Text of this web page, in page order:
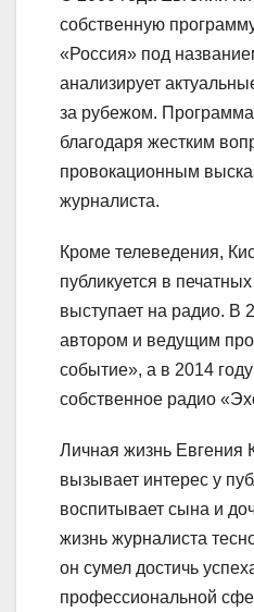
собственную
«Россия» под
анализирует
за рубежом. Программа
благодаря жестким
провокационным
журналиста.
Кроме телеведения,
публикуется в
выступает на радио. В
автором и ведущим
событие», а в 2014
собственное радио
Личная жизнь Евгения
вызывает интерес у
воспитывает сына и
жизнь журналиста
он сумел достичь
профессиональной